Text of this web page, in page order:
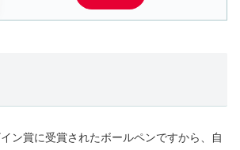
ン賞に受賞されたボールペンですから、自